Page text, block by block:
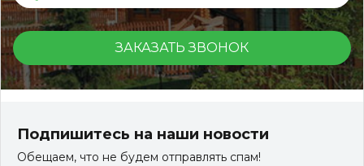
ЗАКАЗАТЬ ЗВОНОК
Подпишитесь на наши новости
Обещаем, что не будем отправлять спам!